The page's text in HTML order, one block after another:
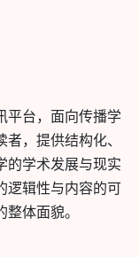
平台，面向传播学
，提供结构化、
的学术发展与现实
逻辑性与内容的可
体面貌。